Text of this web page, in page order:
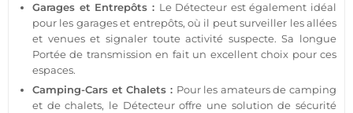
Garages et Entrepôts : Le Détecteur est également idéal
pour les garageset entrepôts, où il peut surveiller les allées
et venues et signaler toute activité suspecte. Sa longue
Portée de transmission en fait un excellent choix pour ces
espaces.
Camping-Cars et Chalets : Pour les amateurs de camping
et de chalets, le Détecteuroffre une solution desécurité